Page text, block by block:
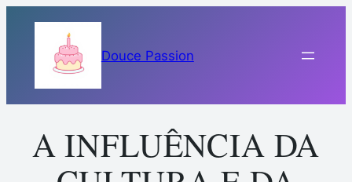
conteúdo
Douce Passion
A INFLUÊNCIA DA